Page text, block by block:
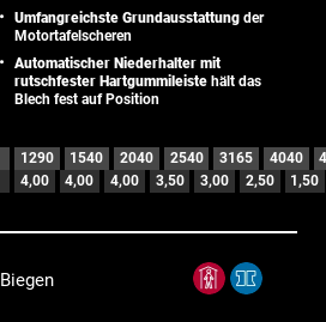
Umfangreichste Grundausstattung der
Motortafelscheren
Automatischer Niederhalter mit
rutschfester Hartgummileiste hält das
Blech fest auf Position
1290 1540 2040 2540 3165 4040
4,00 4,00 4,00 3,50 3,00 2,50 1,50
Biegen